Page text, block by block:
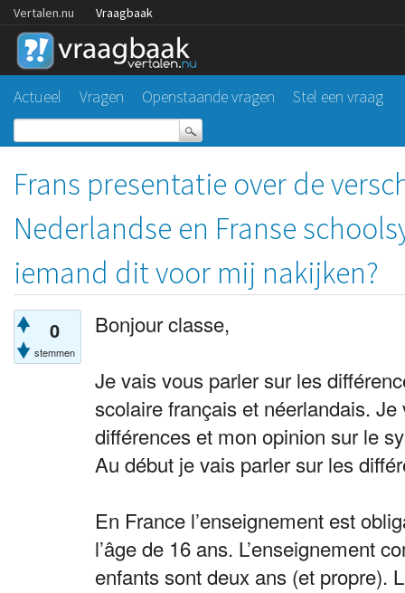
Vertalen.nu Vraagbaak
Actueel Vragen Openstaande vragen Stel een vraag
Frans presentatie over de
Nederlandse en Franse
iemand dit voor mij nakijken?
0
stemmen
Bonjour classe,
Je vais vous parler sur les
scolaire français et néerlandais.
différences et mon opinion sur le
Au début je vais parler sur les
En France l’enseignement est
l’âge de 16 ans. L’enseignement
enfants sont deux ans (et propre).